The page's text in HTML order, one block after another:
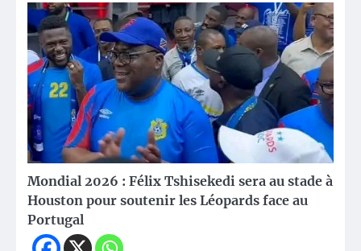
Mondial 2026 : Félix Tshisekedi sera au stade à
Houston pour soutenir les Léopards face au
Portugal